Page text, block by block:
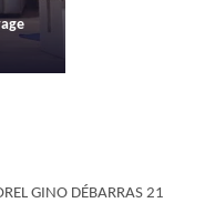
GINO DÉBARRAS 21